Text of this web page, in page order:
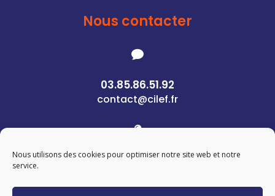
Nous utilisons des cookies pour optimiser notre site web et notre
service.
Nous contacter

03.85.86.51.92
contact@cilef.fr

1 Rue des Pierres